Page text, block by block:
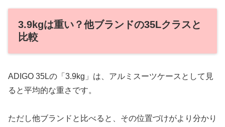
3.9kgは重い？他ブランドの35Lクラスと
比較
ADIGO 35Lの「3.9kg」は、アルミスーツケースとして見
ると平均的な重さです。
ただし他ブランドと比べると、その位置づけがより分かり